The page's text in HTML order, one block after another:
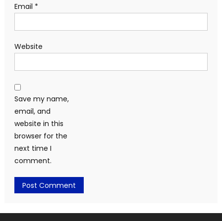
Email *
Website
Save my name,
email, and
website in this
browser for the
next time I
comment.